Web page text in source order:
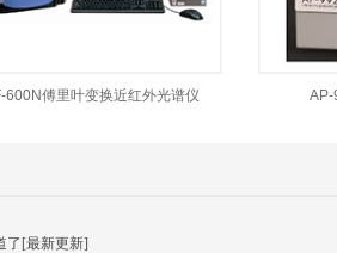
600N傅里叶变换近红外光谱仪 AP-
了[最新更新]